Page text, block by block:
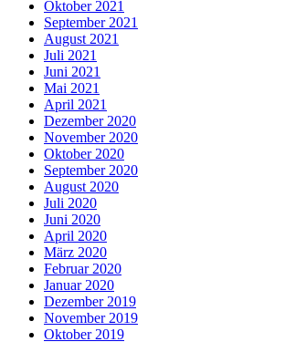
Oktober 2021
September 2021
August 2021
Juli 2021
Juni 2021
Mai 2021
April 2021
Dezember 2020
November 2020
Oktober 2020
September 2020
August 2020
Juli 2020
Juni 2020
April 2020
März 2020
Februar 2020
Januar 2020
Dezember 2019
November 2019
Oktober 2019